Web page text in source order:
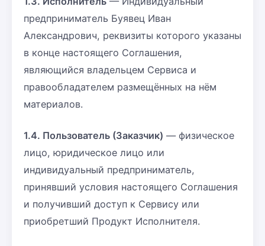
предприниматель Буявец Иван
Александрович, реквизиты которого указаны
в конце настоящего Соглашения,
являющийся владельцем Сервиса и
правообладателем размещённых на нём
материалов.
1.4. Пользователь (Заказчик) — физическое
лицо, юридическое лицо или
индивидуальный предприниматель,
принявший условия настоящего Соглашения
и получивший доступ к Сервису или
приобретший Продукт Исполнителя.